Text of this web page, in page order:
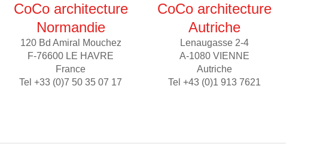
CoCo architecture
Normandie
120 Bd Amiral Mouchez
F-76600 LE HAVRE
France
Tel +33 (0)7 50 35 07 17
CoCo architecture
Autriche
Lenaugasse 2-4
A-1080 VIENNE
Autriche
Tel +43 (0)1 913 7621